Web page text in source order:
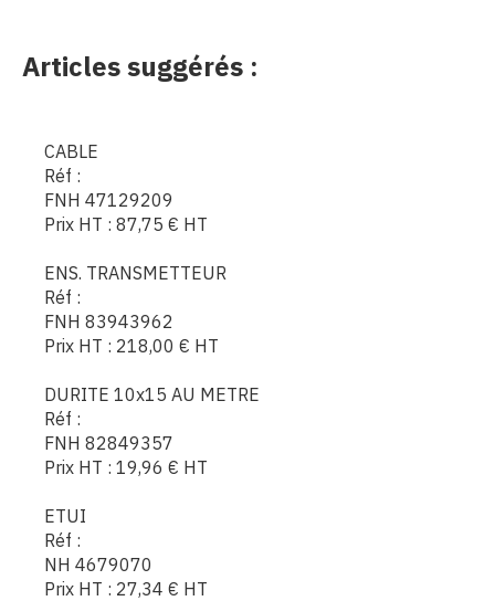
Articles suggérés :
CABLE
Réf :
FNH 47129209
Prix HT : 87,75 € HT
ENS. TRANSMETTEUR
Réf :
FNH 83943962
Prix HT : 218,00 € HT
DURITE 10x15 AU METRE
Réf :
FNH 82849357
Prix HT : 19,96 € HT
ETUI
Réf :
NH 4679070
Prix HT : 27,34 € HT